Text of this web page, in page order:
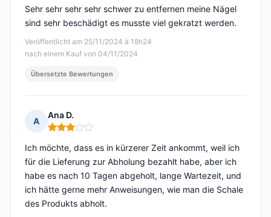
Veröffentlicht am 25/11/2024 à 18h24
nach einem Kauf von 04/11/2024
Sehr sehr sehr sehr schwer zu entfernen meine Nägel
sind sehr beschädigt es musste viel gekratzt werden.
Übersetzte Bewertungen
A
Ana D.
Hinweis: 3 von 5
Ich möchte, dass es in kürzerer Zeit ankommt, weil ich
für die Lieferung zur Abholung bezahlt habe, aber ich
habe es nach 10 Tagen abgeholt, lange Wartezeit, und
ich hätte gerne mehr Anweisungen, wie man die Schale
des Produkts abholt.